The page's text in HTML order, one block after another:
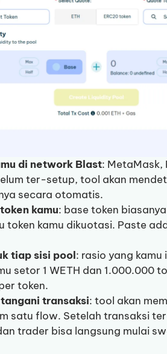
di network Blast: MetaMask,
ter-setup, tool akan
secara otomatis.
kamu: base token
token kamu dikuotasi. Paste
tiap sisi pool: rasio yang
setor 1 WETH dan 1.000.000
token.
transaksi: tool akan
satu flow. Setelah transaksi
trader bisa langsung mulai